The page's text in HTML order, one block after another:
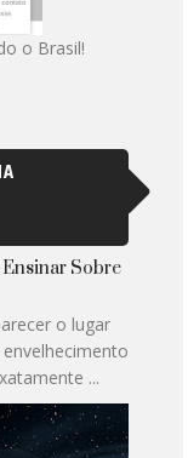
o Brasil!
Sobre
o lugar
...